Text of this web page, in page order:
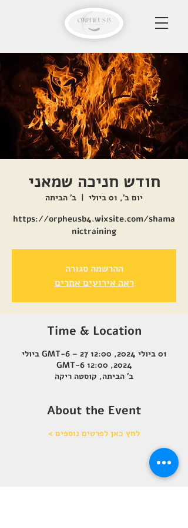
חודש חניכה שמאני
יום ב׳, 01 ביולי
  |
ב' הביתה
https://orpheusb4.wixsite.com/shama
nictraining
ההרשמה סגורה
ראה אירועים אחרים
Time & Location
01 ביולי 2024, 12:00 GMT-6‎ – 27 ביולי
2024, 12:00 GMT-6‎
ב' הביתה, קוסטה ריקה
About the Event
לחץ כאן לפרטים נוספים >